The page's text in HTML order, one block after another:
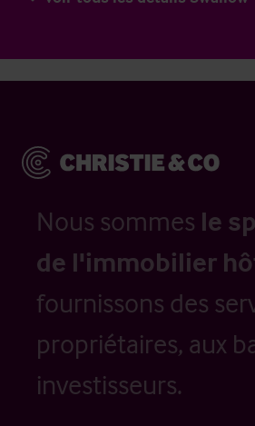
Nous sommes le
de l'immobilier
fournissons des
propriétaires, aux
investisseurs.